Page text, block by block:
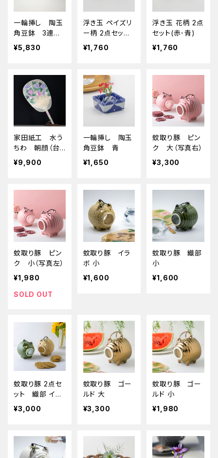
一輪挿し 陶玉
角豆鉢 3連セ
ット（トレー付）
¥5,830
浮き玉 ペイズリ
ー柄 2点セット
(赤･青)
¥1,760
浮き玉 花柄 2点
セット(赤･青)
¥1,760
家田紙工 水う
ちわ 朝顔（台
座･箱付）
¥9,900
一輪挿し 陶玉
角豆鉢 青
¥1,650
蚊取り豚 ピン
ク 大（写真右）
¥3,300
蚊取り豚 ピン
ク 小（写真左）
¥1,980
SOLD OUT
蚊取り豚 イラ
ボ 小
¥1,600
蚊取り豚 織部
小
¥1,600
蚊取り豚 2点セ
ット 織部 イラ
ボ
¥3,000
蚊取り豚 ゴー
ルド 大
¥3,300
蚊取り豚 ゴー
ルド 小
¥1,980